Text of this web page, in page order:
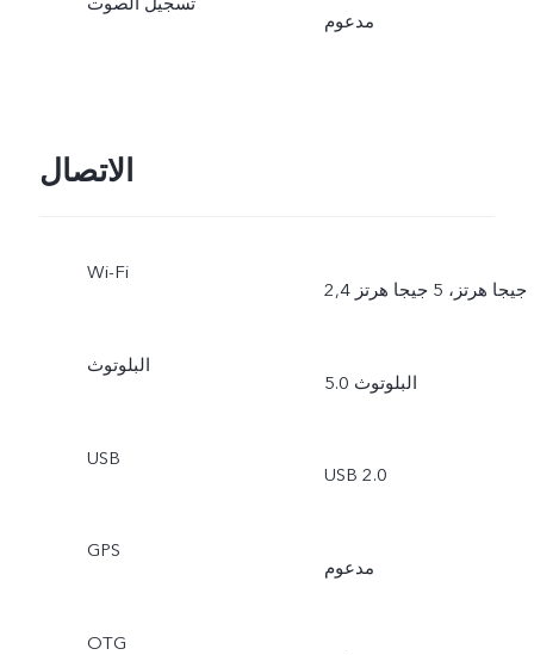
مدعوم
الاتصال
Wi-Fi
2,4 جيجا هرتز، 5 جيجا هرتز
البلوتوث
البلوتوث 5.0
USB
USB 2.0
GPS
مدعوم
OTG